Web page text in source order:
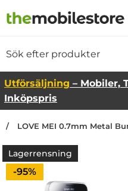
Startsidan för
Utförsäljning – Mobiler,
Inköpspris
LOVE MEI 0.7mm Metal
Lagerrensning
Priset är nedsatt med
-95%